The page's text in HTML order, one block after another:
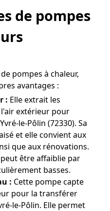
de pompes
pompes à chaleur,
avantages :
: Elle extrait les
extérieur pour
le-Pôlin (72330). Sa
et elle convient aux
que aux rénovations.
être affaiblie par
basses.
: Cette pompe capte
pour la transférer
le-Pôlin. Elle permet